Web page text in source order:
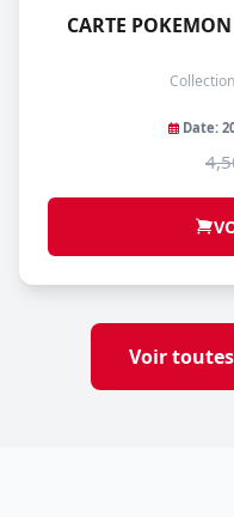
CARTE
Date:
Voir